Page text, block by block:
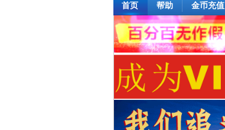
首页 帮助 金币充值